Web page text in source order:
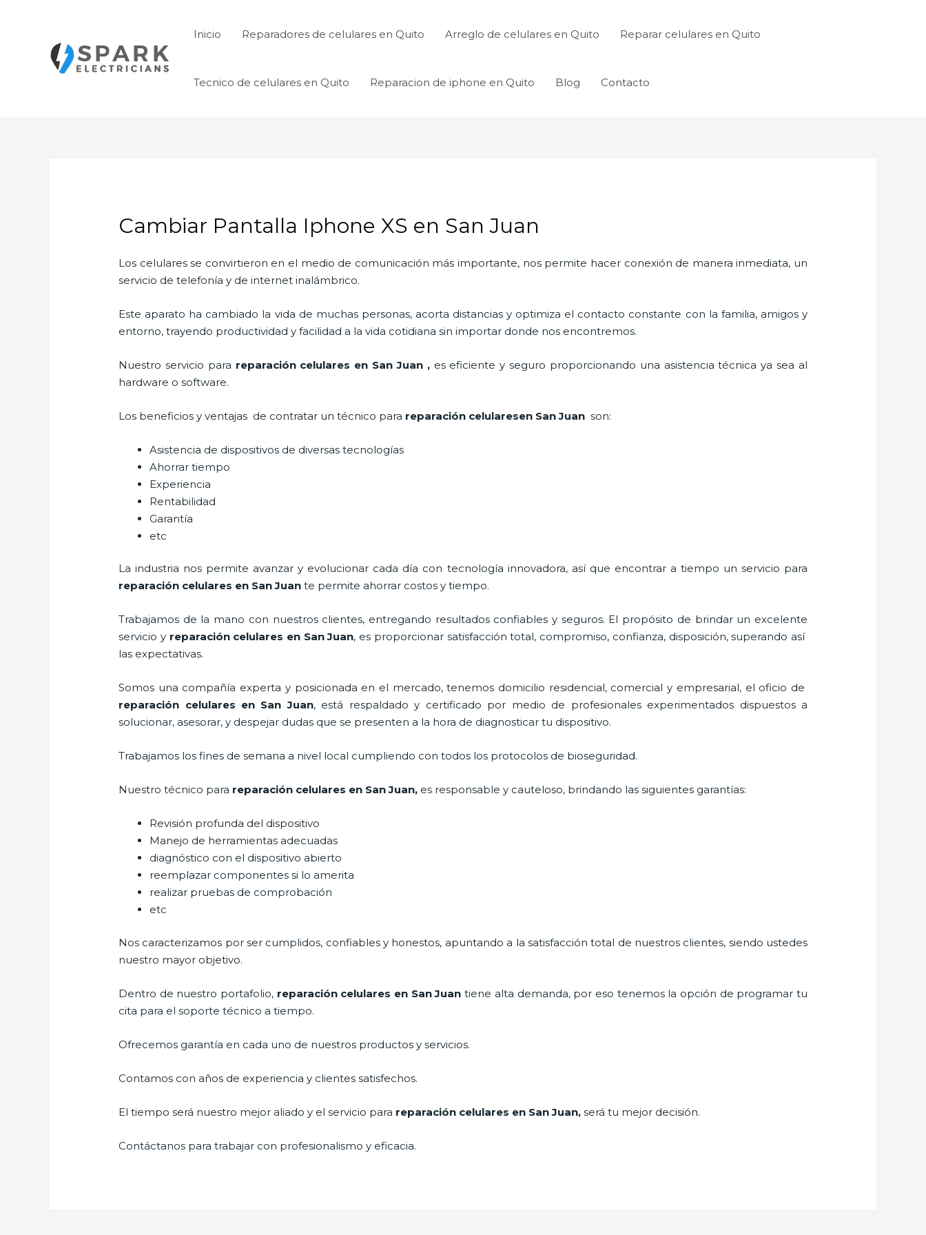
Inicio Reparadores de celulares en Quito Arreglo de celulares en Quito Reparar celulares en Quito
Tecnico de celulares en Quito Reparacion de iphone en Quito Blog Contacto
Cambiar Pantalla Iphone XS en San Juan
Los celulares se convirtieron en el medio de comunicación más importante, nos permite hacer conexión de manera inmediata, un
servicio de telefonía y de internet inalámbrico.
Este aparato ha cambiado la vida de muchas personas, acorta distancias y optimiza el contacto constante con la familia, amigos y
entorno, trayendo productividad y facilidad a la vida cotidiana sin importar donde nos encontremos.
Nuestro servicio para reparación celulares en San Juan ,es eficiente y seguro proporcionando una asistencia técnica ya sea al
hardware o software.
Los beneficios y ventajas de contratar un técnico para reparación celularesen San Juanson:
Asistencia de dispositivos de diversas tecnologías
Ahorrar tiempo
Experiencia
Rentabilidad
Garantía
etc
La industria nos permite avanzar y evolucionar cada día con tecnología innovadora, así que encontrar a tiempo un servicio para
reparación celulares en San Juan te permite ahorrar costos y tiempo.
Trabajamos de la mano con nuestros clientes, entregando resultados confiables y seguros. El propósito de brindar un excelente
servicio y reparación celulares en San Juan, es proporcionar satisfacción total, compromiso, confianza, disposición, superando así
las expectativas.
Somos una compañía experta y posicionada en el mercado, tenemos domicilio residencial, comercial y empresarial, el oficio de
reparación celulares en San Juan, está respaldado y certificado por medio de profesionales experimentados dispuestos a
solucionar, asesorar, y despejar dudas que se presenten a la hora de diagnosticar tu dispositivo.
Trabajamos los fines de semana a nivel local cumpliendo con todos los protocolos de bioseguridad.
Nuestro técnico para reparación celulares en San Juan, es responsable y cauteloso, brindando las siguientes garantías:
Revisión profunda del dispositivo
Manejo de herramientas adecuadas
diagnóstico con el dispositivo abierto
reemplazar componentes si lo amerita
realizar pruebas de comprobación
etc
Nos caracterizamos por ser cumplidos, confiables y honestos, apuntando a la satisfacción total de nuestros clientes, siendo ustedes
nuestro mayor objetivo.
Dentro de nuestro portafolio, reparación celulares en San Juan tiene alta demanda, por eso tenemos la opción de programar tu
cita para el soporte técnico a tiempo.
Ofrecemos garantía en cada uno de nuestros productos y servicios.
Contamos con años de experiencia y clientes satisfechos.
El tiempo será nuestro mejor aliado y el servicio para reparación celulares en San Juan,será tu mejor decisión.
Contáctanos para trabajar con profesionalismo y eficacia.